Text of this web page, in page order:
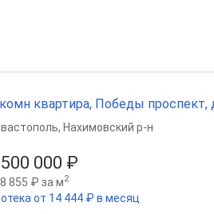
квартира, Победы проспект,
000 ₽
855 ₽ за м2
от 14 444 ₽ в месяц
, Нахимовский р-н